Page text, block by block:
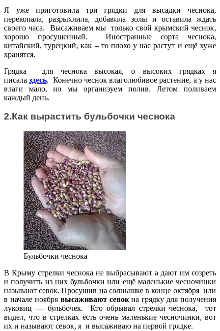
Я уже приготовила три грядки для высадки чеснока,
перекопала, разрыхлила, добавила золы и оставила ждать
своего часа. Высаживаем мы только свой крымский чеснок,
хорошо просушенный. Иностранные сорта чеснока,
китайский, турецкий, как – то плохо у нас растут и ещё хуже
хранятся.
Грядка для чеснока высокая, о высоких грядках я
писалаздесь. Конечно чеснок влаголюбивое растение, а у нас
влаги мало, но мы организуем полив. Летом поливаем
каждый день.
2.Как вырастить бульбочки чеснока
Бульбочки чеснока
В Крыму стрелки чеснока не выбрасывают а дают им созреть
и получить из них бульбочки или ещё маленькие чесночинки
называют севок. Просушив на солнышке в конце октября или
в начале ноября высаживают севокна грядку для получения
луковиц — бульбочек. Кто обрывал стрелки чеснока, тот
видел, что в стрелках есть очень маленькие чесночинки, вот
их и называют севок, я и высаживаю на первой грядке.